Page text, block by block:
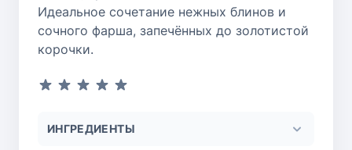
Идеальное сочетание нежных блинов и
сочного фарша, запечённых до золотистой
корочки.
ИНГРЕДИЕНТЫ